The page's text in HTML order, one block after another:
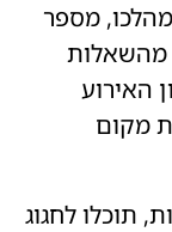
מספר
מהשאלות
האירוע
מקום
תוכלו לחגוג